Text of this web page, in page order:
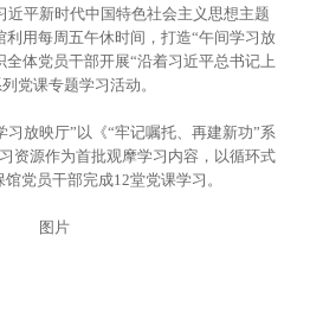
近平新时代中国特色社会主义思想主题
用每周五午休时间，打造“午间学习放
全体党员干部开展“沿着习近平总书记上
党课专题学习活动。
习放映厅”以《“牢记嘱托、再建新功”系
资源作为首批观摩学习内容，以循环式
党员干部完成12堂党课学习。